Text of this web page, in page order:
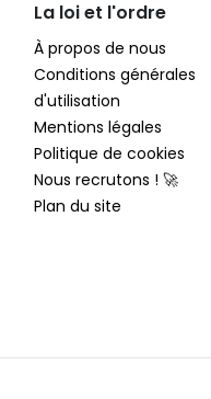
La loi et l'ordre
À propos de nous
Conditions générales
d'utilisation
Mentions légales
Politique de cookies
Nous recrutons ! 🚀
Plan du site